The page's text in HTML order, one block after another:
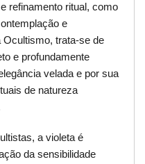
refinamento ritual, como
e
Ocultismo, trata-se de
e profundamente
velada e por sua
de natureza
a violeta é
da sensibilidade